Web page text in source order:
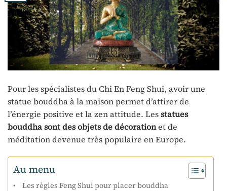
Pour les spécialistes du Chi En Feng Shui, avoir une
statue bouddha à la maison permet d’attirer de
l’énergie positive et la zen attitude. Lesstatues
bouddha sont des objets de décorationet de
méditation devenue très populaire en Europe.
Au menu
Les règles Feng Shui pour placer bouddha